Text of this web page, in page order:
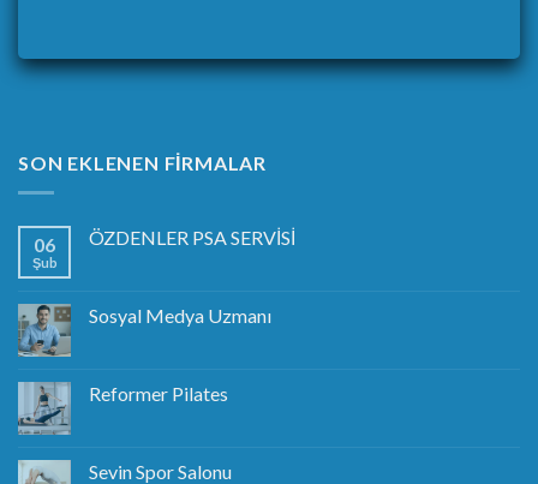
SON EKLENEN FIRMALAR
06
Şub
ÖZDENLER PSA SERVİSİ
Sosyal Medya Uzmanı
Reformer Pilates
Sevin Spor Salonu